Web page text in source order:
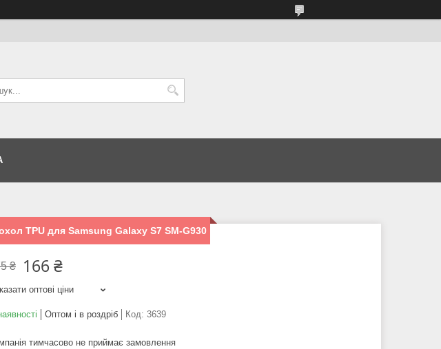
TPU для Samsung Galaxy S7 SM-G930
₴ 166 ₴
оптові ціни
Оптом і в роздріб Код: 3639
тимчасово не приймає замовлення